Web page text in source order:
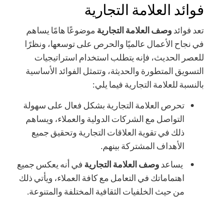
فوائد العلامة التجارية
تعد فوائد وصف العلامة التجارية موضوعًا هامًا يساهم
في نجاح الأعمال عالميًا والحرص على توسعها، ونظرًا
للعصر الحديث، فإنه يتطلب استخدام استراتيجيات
التسويق المتطورة والحديثة، وتتمثل الفوائد الأساسية
بالنسبة للعلامة التجارية فيما يلي:
تحرص العلامة التجارية بشكل فعال على سهولة
التواصل مع الشركات الدولية والعملاء، ويساهم
ذلك في تقوية العلاقات التجارية وتحقيق جميع
الأهداف المشتركة بينهم.
يساعد وصف العلامة التجارية في أنه يعكس جميع
اهتماماتك في التعامل مع كافة العملاء، ويأتي ذلك
من حيث الخلفيات الثقافية المختلفة والمتنوعة.